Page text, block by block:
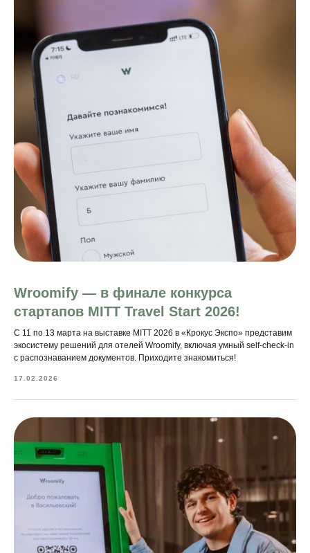
Wroomify — в финале конкурса
стартапов MITT Travel Start 2026!
C 11 по 13 марта на выставке MITT 2026 в «Крокус Экспо» представим
экосистему решений для отелей Wroomify, включая умный self-check-in
с распознаванием документов. Приходите знакомиться!
17.02.2026